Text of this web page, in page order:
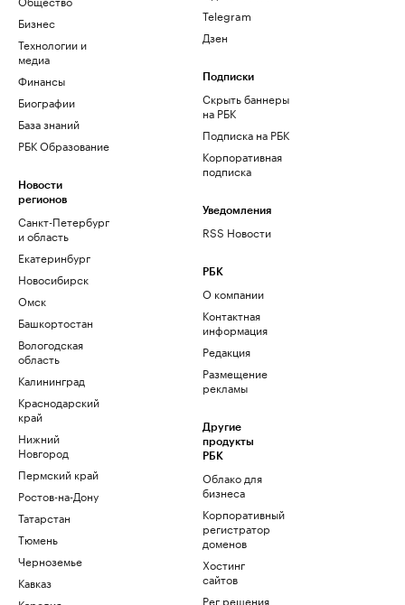
Бизнес
Технологии и
медиа
Финансы
Биографии
База знаний
РБК Образование
Новости
регионов
Санкт-Петербург
и область
Екатеринбург
Новосибирск
Омск
Башкортостан
Вологодская
область
Калининград
Краснодарский
край
Нижний
Новгород
Пермский край
Ростов-на-Дону
Татарстан
Тюмень
Черноземье
Кавказ
Telegram
Дзен
Подписки
Скрыть баннеры
на РБК
Подписка на РБК
Корпоративная
подписка
Уведомления
RSS Новости
РБК
О компании
Контактная
информация
Редакция
Размещение
рекламы
Другие
продукты
РБК
Облако для
бизнеса
Корпоративный
регистратор
доменов
Хостинг
сайтов
Рег.решения